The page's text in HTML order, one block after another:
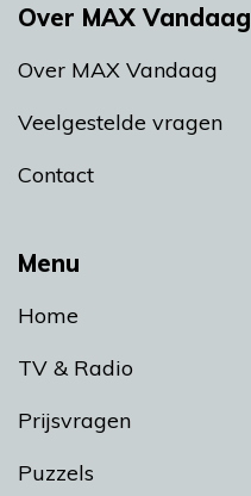
Menu
Home
TV & Radio
Prijsvragen
Puzzels
Over MAX Vandaag
Over MAX Vandaag
Veelgestelde vragen
Contact